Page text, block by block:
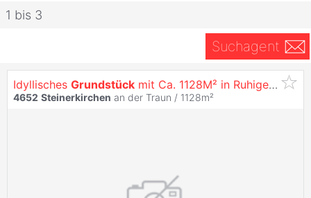
1 bis 3
Suchagent
Idyllisches Grundstück mit Ca. 1128M² in Ruhiger Siedlungslage
4652 Steinerkirchen an der Traun / 1128m²